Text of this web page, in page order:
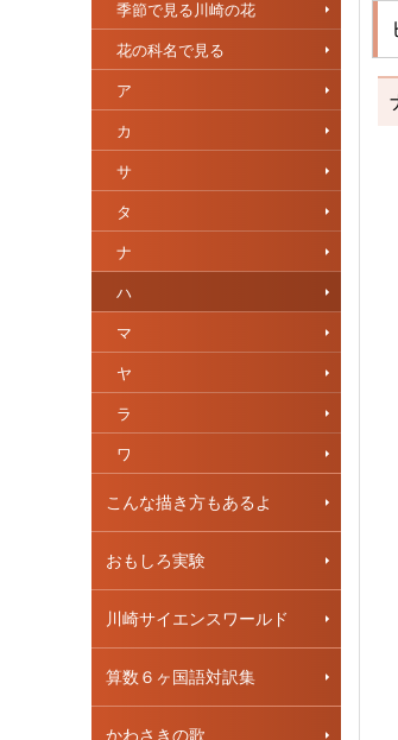
季節で見る川崎の花
花の科名で見る
ア
カ
サ
タ
ナ
ハ
マ
ヤ
ラ
ワ
こんな描き方もあるよ
おもしろ実験
川崎サイエンスワールド
算数６ヶ国語対訳集
かわさきの歌